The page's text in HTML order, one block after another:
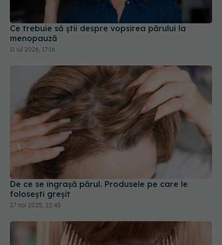
Ce trebuie să știi despre vopsirea părului la
menopauză
11 iul 2026, 17:16
De ce se îngrașă părul. Produsele pe care le
folosești greșit
27 noi 2025, 22:45